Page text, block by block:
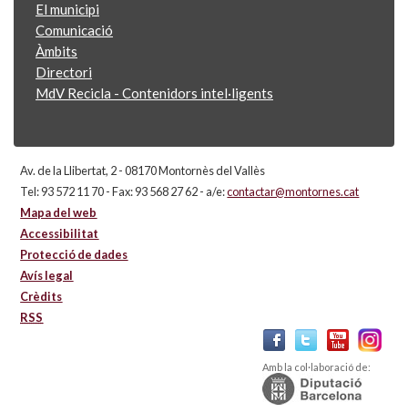
El municipi
Comunicació
Àmbits
Directori
MdV Recicla - Contenidors intel·ligents
Av. de la Llibertat, 2 - 08170 Montornès del Vallès
Tel: 93 572 11 70 - Fax: 93 568 27 62 - a/e:contactar@montornes.cat
Mapa del web
Accessibilitat
Protecció de dades
Avís legal
Crèdits
RSS
Amb la col·laboració de: